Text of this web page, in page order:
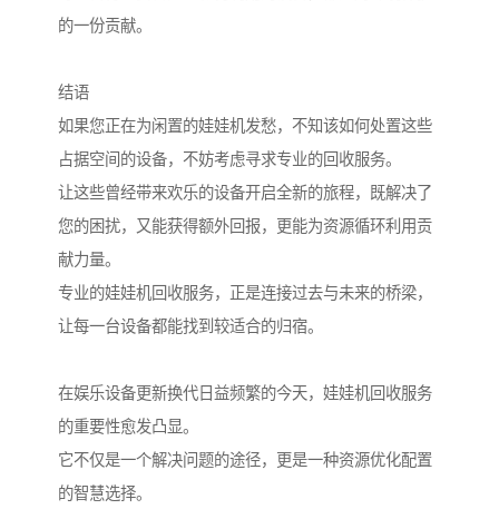
的一份贡献。
结语
如果您正在为闲置的娃娃机发愁，不知该如何处置这些
占据空间的设备，不妨考虑寻求专业的回收服务。
让这些曾经带来欢乐的设备开启全新的旅程，既解决了
您的困扰，又能获得额外回报，更能为资源循环利用贡
献力量。
专业的娃娃机回收服务，正是连接过去与未来的桥梁，
让每一台设备都能找到较适合的归宿。
在娱乐设备更新换代日益频繁的今天，娃娃机回收服务
的重要性愈发凸显。
它不仅是一个解决问题的途径，更是一种资源优化配置
的智慧选择。